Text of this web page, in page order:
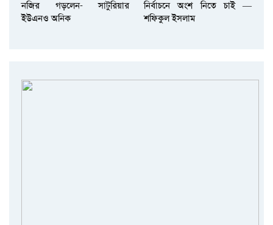
নজির গড়লেন- সাটুরিয়ার
ইউএনও অনিক
নির্বাচনে অংশ নিতে চাই —
শফিকুল ইসলাম